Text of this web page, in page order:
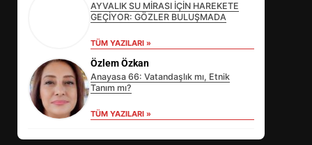
AYVALIK SU MİRASI İÇİN HAREKETE
GEÇİYOR: GÖZLER BULUŞMADA
TÜM YAZILARI »
Özlem Özkan
Anayasa 66: Vatandaşlık mı, Etnik
Tanım mı?
TÜM YAZILARI »
EİB’DE KRİTİK ATAMA:
SÜRDÜRÜLEBİLİRLİKTE NE